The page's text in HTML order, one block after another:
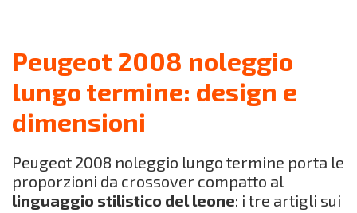
Peugeot 2008 noleggio
lungo termine: design e
dimensioni
Peugeot 2008 noleggio lungo termine porta le
proporzioni da crossover compatto al
linguaggio stilistico del leone: i tre artigli sui